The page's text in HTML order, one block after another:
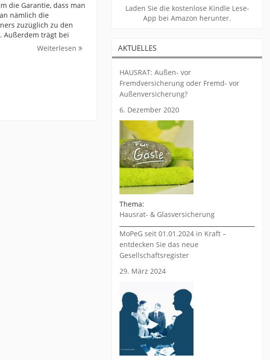
die Garantie, dass man
nämlich die
zuzüglich zu den
Außerdem trägt bei
Weiterlesen
Laden Sie die kostenlose Kindle Lese-
App bei Amazon herunter.
AKTUELLES
HAUSRAT: Außen- vor
Fremdversicherung oder Fremd- vor
Außenversicherung?
6. Dezember 2020
Thema:
Hausrat- & Glasversicherung
MoPeG seit 01.01.2024 in Kraft –
entdecken Sie das neue
Gesellschaftsregister
29. März 2024